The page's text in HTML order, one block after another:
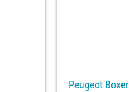
Peugeot Boxer